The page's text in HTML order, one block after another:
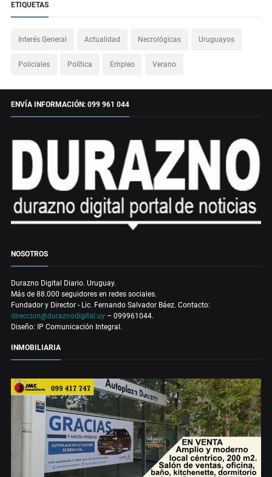
ETIQUETAS
Interés General Actualidad Necrológicas Uruguayos
Policiales Política Empleo Verano
ENVÍA INFORMACIÓN: 099 961 044
NOSOTROS
Durazno Digital Diario. Uruguay.
Más de 88.000 seguidores en redes sociales.
Fundador y Director - Lic. Fernando Salvador Báez. Contacto:
direccion@duraznodigital.uy – 099961044.
Diseño: IP Comunicación Integral.
INMOBILIARIA